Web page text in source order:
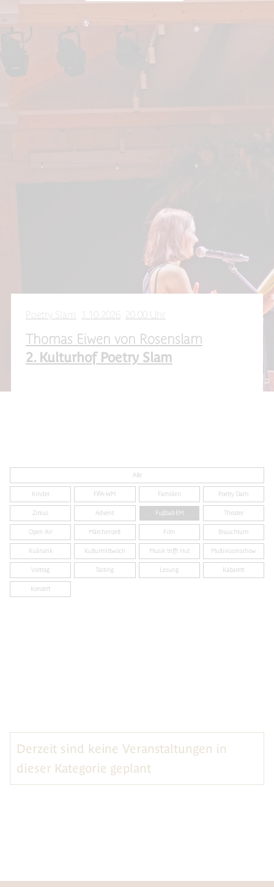
Poetry Slam 1.10.2026 20.00 Uhr
Thomas Eiwen von Rosenslam
2. Kulturhof Poetry Slam
Alle
Kinder FIFA-WM Familien Poetry Slam
Zirkus Advent Fußball-EM Theater
Open Air Märchenzelt Film Brauchtum
Kulinarik Kulturmittwoch Musik trifft Hut Multivisionsshow
Vortrag Tasting Lesung Kabarett
Konzert
Derzeit sind keine Veranstaltungen in
dieser Kategorie geplant